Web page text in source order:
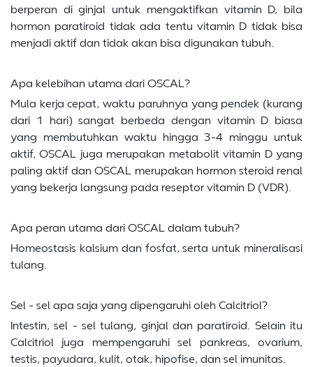
berperan di ginjal untuk mengaktifkan vitamin D, bila
hormon paratiroid tidak ada tentu vitamin D tidak bisa
menjadi aktif dan tidak akan bisa digunakan tubuh.
Apa kelebihan utama dari OSCAL?
Mula kerja cepat, waktu paruhnya yang pendek (kurang
dari 1 hari) sangat berbeda dengan vitamin D biasa
yang membutuhkan waktu hingga 3-4 minggu untuk
aktif, OSCAL juga merupakan metabolit vitamin D yang
paling aktif dan OSCAL merupakan hormon steroid renal
yang bekerja langsung pada reseptor vitamin D (VDR).
Apa peran utama dari OSCAL dalam tubuh?
Homeostasis kalsium dan fosfat, serta untuk mineralisasi
tulang.
Sel - sel apa saja yang dipengaruhi oleh Calcitriol?
Intestin, sel - sel tulang, ginjal dan paratiroid. Selain itu
Calcitriol juga mempengaruhi sel pankreas, ovarium,
testis, payudara, kulit, otak, hipofise, dan sel imunitas.